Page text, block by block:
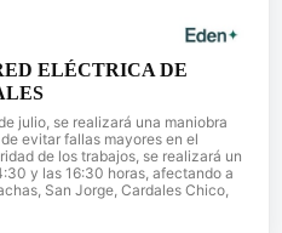
ELÉCTRICA DE
julio, se realizará una maniobra
evitar fallas mayores en el
de los trabajos, se realizará un
y las 16:30 horas, afectando a
San Jorge, Cardales Chico,